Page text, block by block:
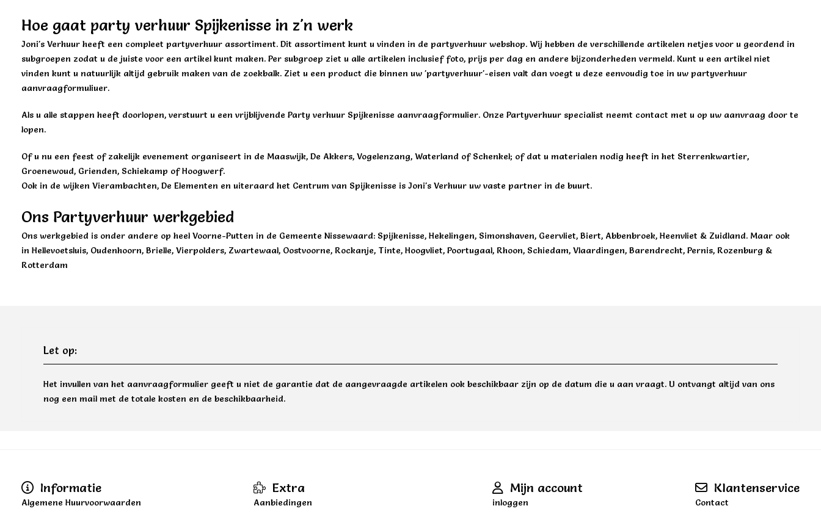
Hoe gaat party verhuur Spijkenisse in z'n werk
Joni's Verhuur heeft een compleet partyverhuur assortiment. Dit assortiment kunt u vinden in de partyverhuur webshop. Wij hebben de verschillende artikelen netjes voor u geordend in
subgroepen zodat u de juiste voor een artikel kunt maken. Per subgroep ziet u alle artikelen inclusief foto, prijs per dag en andere bijzonderheden vermeld. Kunt u een artikel niet
vinden kunt u natuurlijk altijd gebruik maken van de zoekbalk. Ziet u een product die binnen uw 'partyverhuur'-eisen valt dan voegt u deze eenvoudig toe in uw partyverhuur
aanvraagformuliuer.
Als u alle stappen heeft doorlopen, verstuurt u een vrijblijvende Party verhuur Spijkenisse aanvraagformulier. Onze Partyverhuur specialist neemt contact met u op uw aanvraag door te
lopen.
Of u nu een feest of zakelijk evenement organiseert in de Maaswijk, De Akkers, Vogelenzang, Waterland of Schenkel; of dat u materialen nodig heeft in het Sterrenkwartier,
Groenewoud, Grienden, Schiekamp of Hoogwerf.
Ook in de wijken Vierambachten, De Elementen en uiteraard het Centrum van Spijkenisse is Joni's Verhuur uw vaste partner in de buurt.
Ons Partyverhuur werkgebied
Ons werkgebied is onder andere op heel Voorne-Putten in de Gemeente Nissewaard: Spijkenisse, Hekelingen, Simonshaven, Geervliet, Biert, Abbenbroek, Heenvliet & Zuidland. Maar ook
in Hellevoetsluis, Oudenhoorn, Brielle, Vierpolders, Zwartewaal, Oostvoorne, Rockanje, Tinte, Hoogvliet, Poortugaal, Rhoon, Schiedam, Vlaardingen, Barendrecht, Pernis, Rozenburg &
Rotterdam
Let op:
Het invullen van het aanvraagformulier geeft u niet de garantie dat de aangevraagde artikelen ook beschikbaar zijn op de datum die u aan vraagt. U ontvangt altijd van ons
nog een mail met de totale kosten en de beschikbaarheid.
Informatie
Algemene Huurvoorwaarden
Extra
Aanbiedingen
Mijn account
inloggen
Klantenservice
Contact